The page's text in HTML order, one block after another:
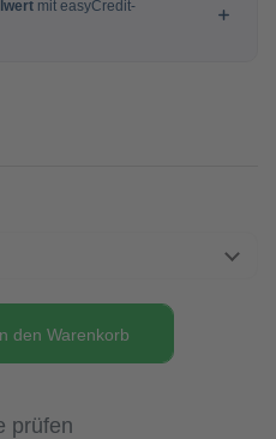
den Warenkorb
prüfen